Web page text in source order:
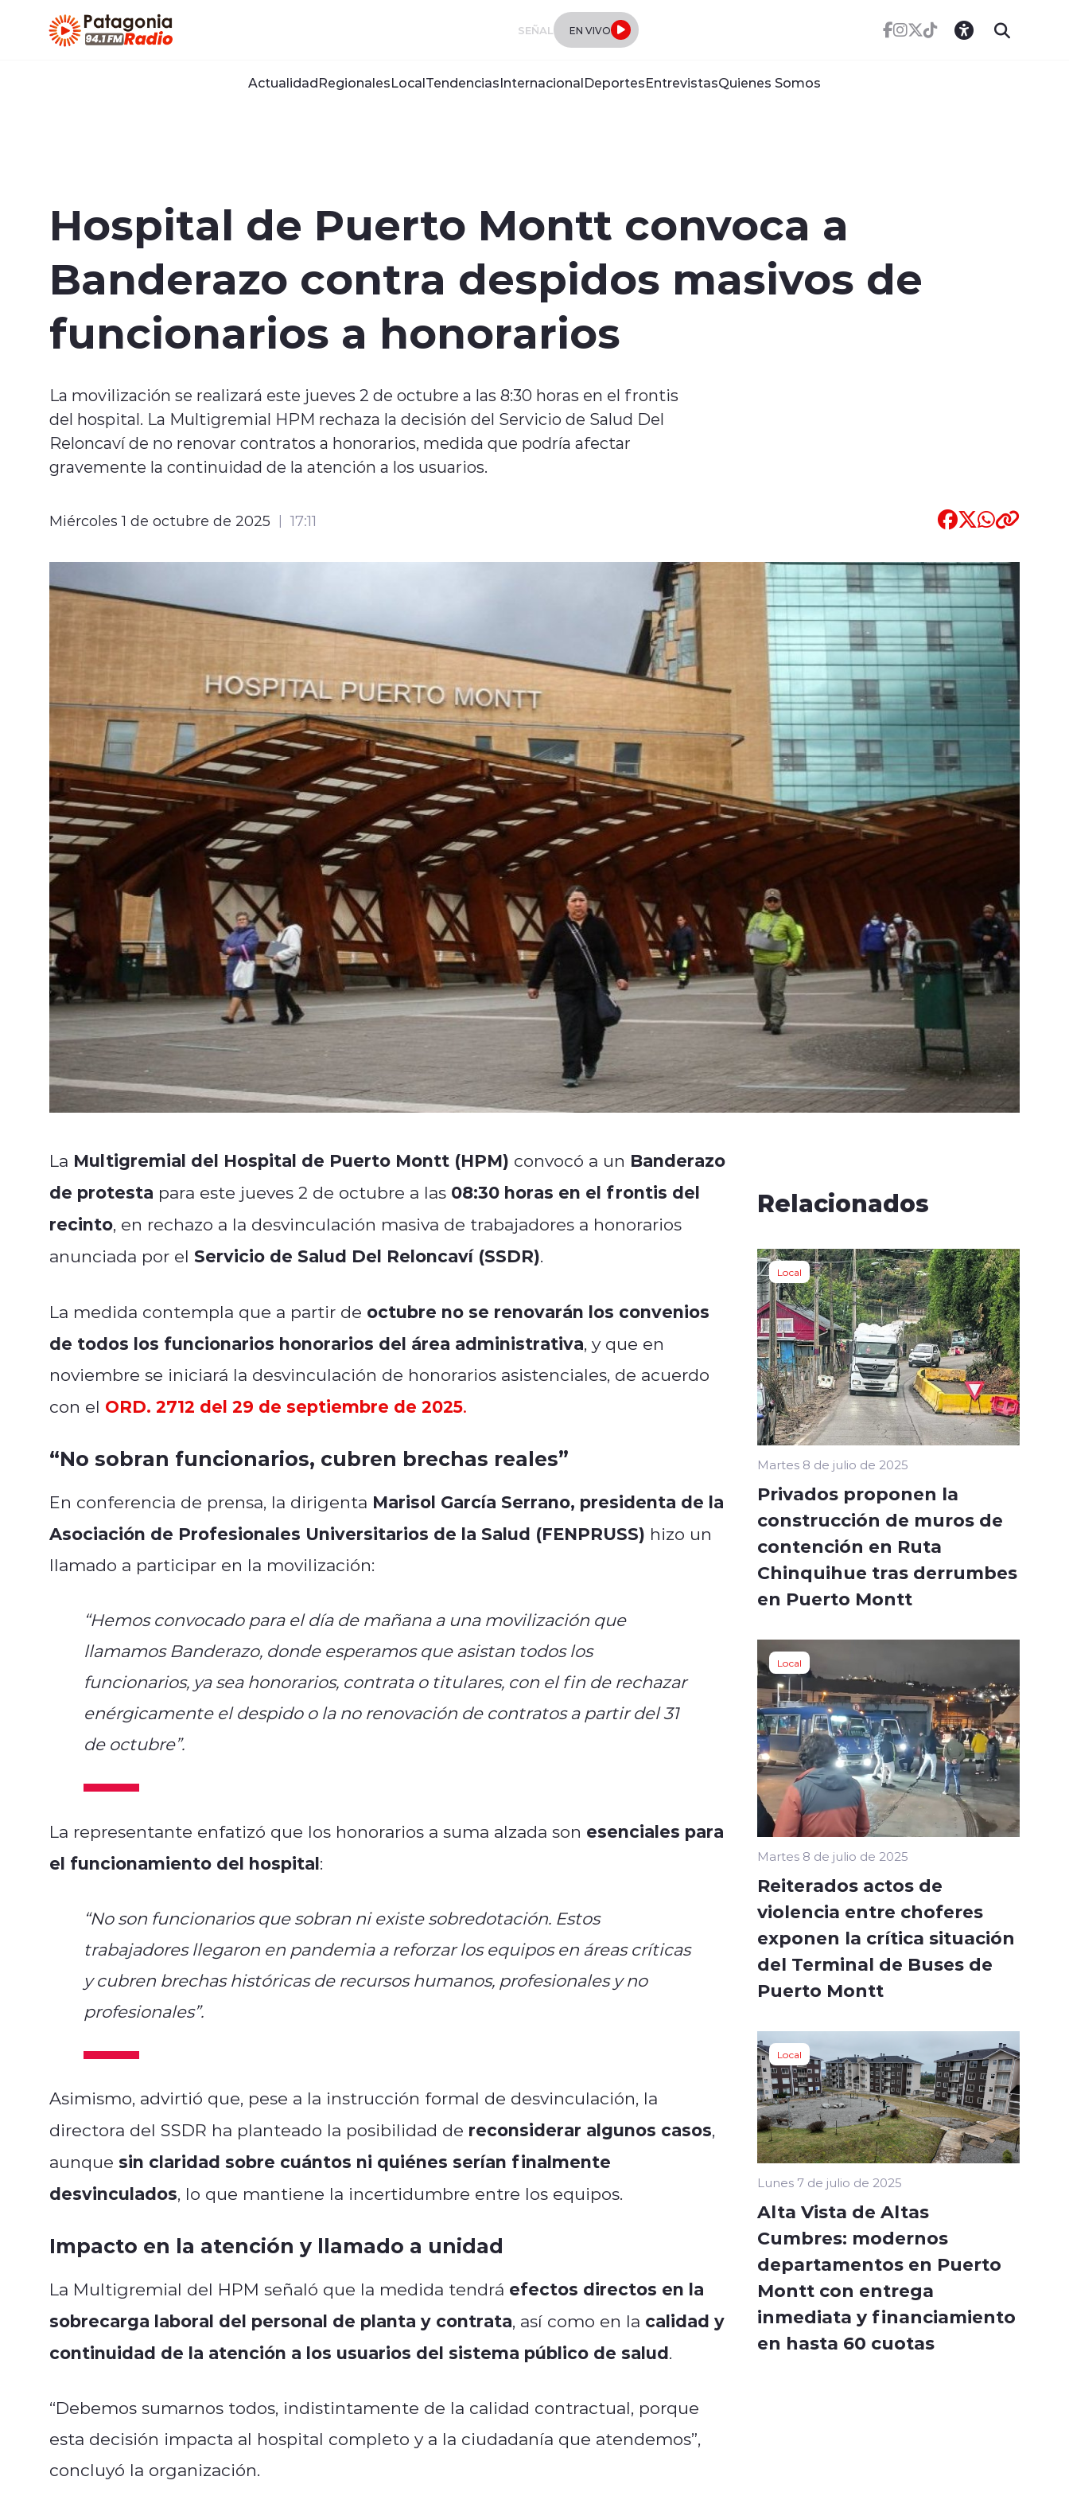
SEÑAL EN VIVO
ActualidadRegionalesLocalTendenciasInternacionalDeportesEntrevistasQuienes Somos
Hospital de Puerto Montt convoca a
Banderazo contra despidos masivos de
funcionarios a honorarios
La movilización se realizará este jueves 2 de octubre a las 8:30 horas en el frontis
del hospital. La Multigremial HPM rechaza la decisión del Servicio de Salud Del
Reloncaví de no renovar contratos a honorarios, medida que podría afectar
gravemente la continuidad de la atención a los usuarios.
Miércoles 1 de octubre de 2025 17:11
La Multigremial del Hospital de Puerto Montt (HPM) convocó a un Banderazo
de protesta para este jueves 2 de octubre a las 08:30 horas en el frontis del
recinto, en rechazo a la desvinculación masiva de trabajadores a honorarios
anunciada por el Servicio de Salud Del Reloncaví (SSDR).
La medida contempla que a partir de octubre no se renovarán los convenios
de todos los funcionarios honorarios del área administrativa, y que en
noviembre se iniciará la desvinculación de honorarios asistenciales, de acuerdo
con el ORD. 2712 del 29 de septiembre de 2025.
“No sobran funcionarios, cubren brechas reales”
En conferencia de prensa, la dirigenta Marisol García Serrano, presidenta de la
Asociación de Profesionales Universitarios de la Salud (FENPRUSS) hizo un
llamado a participar en la movilización:
“Hemos convocado para el día de mañana a una movilización que
llamamosBanderazo, donde esperamos que asistan todos los
funcionarios, ya sea honorarios, contrata o titulares, con el fin de rechazar
enérgicamente el despido o la no renovación de contratos a partir del 31
de octubre”.
La representante enfatizó que los honorarios a suma alzada son esenciales para
el funcionamiento del hospital:
“No son funcionarios que sobran ni existe sobredotación. Estos
trabajadores llegaron en pandemia a reforzar los equipos en áreas críticas
y cubren brechas históricas de recursos humanos, profesionales y no
profesionales”.
Asimismo, advirtió que, pese a la instrucción formal de desvinculación, la
directora del SSDR ha planteado la posibilidad de reconsiderar algunos casos,
aunque sin claridad sobre cuántos ni quiénes serían finalmente
desvinculados, lo que mantiene la incertidumbre entre los equipos.
Impacto en la atención y llamado a unidad
La Multigremial del HPM señaló que la medida tendrá efectos directos en la
sobrecarga laboral del personal de planta y contrata, así como en la calidad y
continuidad de la atención a los usuarios del sistema público de salud.
“Debemos sumarnos todos, indistintamente de la calidad contractual, porque
esta decisión impacta al hospital completo y a la ciudadanía que atendemos”,
concluyó la organización.
Relacionados
Local
Martes 8 de julio de 2025
Privados proponen la
construcción de muros de
contención en Ruta
Chinquihue tras derrumbes
en Puerto Montt
Local
Martes 8 de julio de 2025
Reiterados actos de
violencia entre choferes
exponen la crítica situación
del Terminal de Buses de
Puerto Montt
Local
Lunes 7 de julio de 2025
Alta Vista de Altas
Cumbres: modernos
departamentos en Puerto
Montt con entrega
inmediata y financiamiento
en hasta 60 cuotas